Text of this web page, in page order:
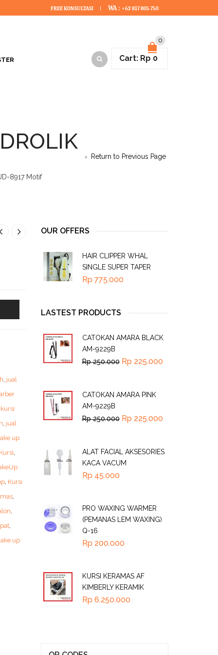
FREE KONSULTASI WA : +62 817 805 750
0
Cart: Rp 0
8917 Motif
Return to Previous Page
, jual
, jual
up
,
, Kursi
,
,
,
up
OUR OFFERS
HAIR CLIPPER WHAL
SINGLE SUPER TAPER
Rp 775.000
LASTEST PRODUCTS
CATOKAN AMARA BLACK
AM-9229B
Rp250.000 Rp 225.000
CATOKAN AMARA PINK
AM-9229B
Rp250.000 Rp 225.000
ALAT FACIAL AKSESORIES
KACA VACUM
Rp 45.000
PRO WAXING WARMER
(PEMANAS LEM WAXING)
Q-16
Rp 200.000
KURSI KERAMAS AF
KIMBERLY KERAMIK
Rp 6.250.000